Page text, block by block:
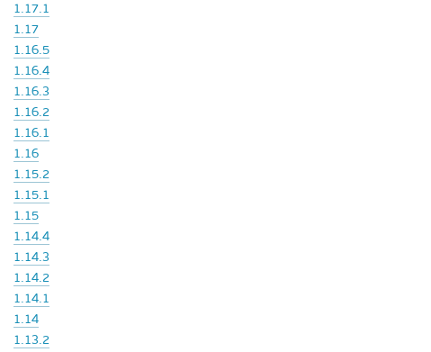
1.17.1
1.17
1.16.5
1.16.4
1.16.3
1.16.2
1.16.1
1.16
1.15.2
1.15.1
1.15
1.14.4
1.14.3
1.14.2
1.14.1
1.14
1.13.2